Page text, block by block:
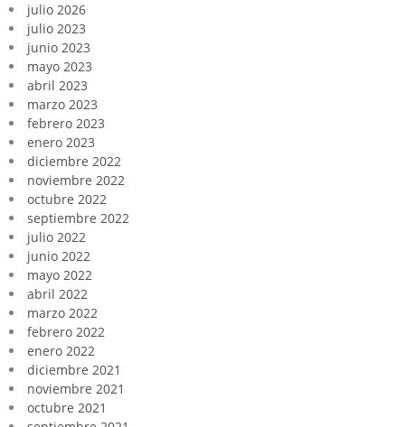
julio 2026
julio 2023
junio 2023
mayo 2023
abril 2023
marzo 2023
febrero 2023
enero 2023
diciembre 2022
noviembre 2022
octubre 2022
septiembre 2022
julio 2022
junio 2022
mayo 2022
abril 2022
marzo 2022
febrero 2022
enero 2022
diciembre 2021
noviembre 2021
octubre 2021